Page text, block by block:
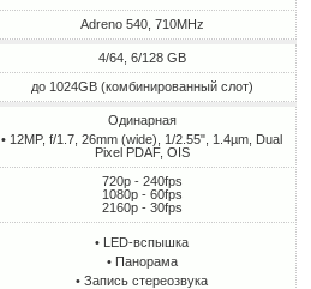
Adreno 540, 710MHz
4/64, 6/128 GB
до 1024GB (комбинированный слот)
Одинарная
• 12MP, f/1.7, 26mm (wide), 1/2.55", 1.4µm, Dual
Pixel PDAF, OIS
720p - 240fps
1080p - 60fps
2160p - 30fps
• LED-вспышка
• Панорама
• Запись стереозвука